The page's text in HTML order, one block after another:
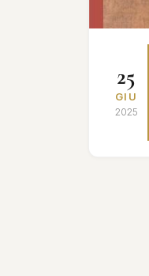
25
GIU
2025